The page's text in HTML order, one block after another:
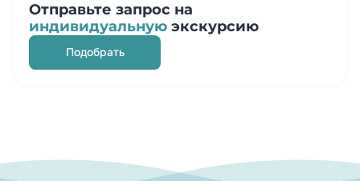
Отправьте запрос на
индивидуальную экскурсию
Подобрать